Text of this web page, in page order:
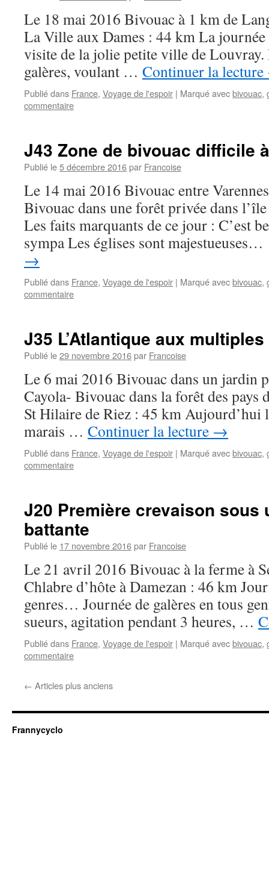
Le 18 mai 2016 Bivouac à 1 km de
La Ville aux Dames : 44 km La journée
visite de la jolie petite ville de Louvray.
galères, voulant … Continuer la lecture
Publié dans France, Voyage de l'espoir | Marqué avecbivouac,
commentaire
J43 Zone de bivouac difficile
Publié le5 décembre 2016par Francoise
Le 14 mai 2016 Bivouac entre
Bivouac dans une forêt privée dans
Les faits marquants de ce jour : C’est
sympa Les églises sont
→
Publié dans France, Voyage de l'espoir | Marqué avecbivouac,
commentaire
J35 L’Atlantique aux
Publié le29 novembre 2016par Francoise
Le 6 mai 2016 Bivouac dans un jardin
Cayola- Bivouac dans la forêt des pays
St Hilaire de Riez : 45 km Aujourd’hui
marais … Continuer la lecture →
Publié dans France, Voyage de l'espoir | Marqué avecbivouac,
commentaire
J20 Première crevaison sous
battante
Publié le 17 novembre 2016par Francoise
Le 21 avril 2016 Bivouac à la ferme à
Chlabre d’hôte à Damezan : 46 km
genres… Journée de galères en tous
sueurs, agitation pendant 3 heures, …
Publié dans France, Voyage de l'espoir | Marqué avecbivouac,
commentaire
← Articles plus anciens
Frannycyclo